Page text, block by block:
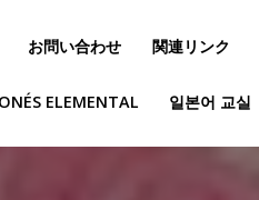
お問い合わせ 関連リンク
ELEMENTAL 일본어 교실